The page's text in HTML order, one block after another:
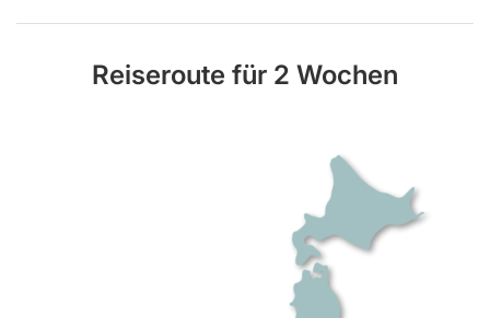
Reiseroute für 2 Wochen